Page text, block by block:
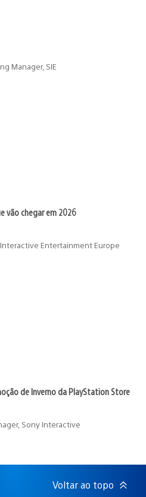
Manager, SIE
vão chegar em 2026
Entertainment Europe
de Inverno da PlayStation Store
Sony Interactive
Voltar ao topo